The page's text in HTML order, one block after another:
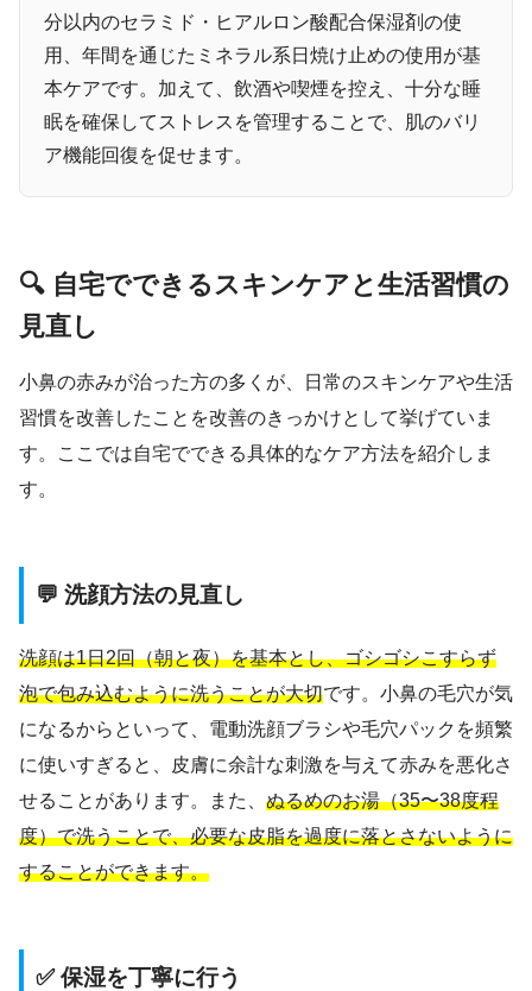
分以内のセラミド・ヒアルロン酸配合保湿剤の使
用、年間を通じたミネラル系日焼け止めの使用が基
本ケアです。加えて、飲酒や喫煙を控え、十分な睡
眠を確保してストレスを管理することで、肌のバリ
ア機能回復を促せます。
🔍 自宅でできるスキンケアと生活習慣の
見直し
小鼻の赤みが治った方の多くが、日常のスキンケアや生活
習慣を改善したことを改善のきっかけとして挙げていま
す。ここでは自宅でできる具体的なケア方法を紹介しま
す。
💬 洗顔方法の見直し
洗顔は1日2回（朝と夜）を基本とし、ゴシゴシこすらず
泡で包み込むように洗うことが大切です。小鼻の毛穴が気
になるからといって、電動洗顔ブラシや毛穴パックを頻繁
に使いすぎると、皮膚に余計な刺激を与えて赤みを悪化さ
せることがあります。また、 ぬるめのお湯（35〜38度程
度）で洗うことで、必要な皮脂を過度に落とさないように
することができます。
✅ 保湿を丁寧に行う